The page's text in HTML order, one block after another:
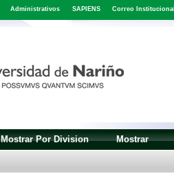
Administrativos SAPIENS Correo
Mostrar Por Division Mostrar